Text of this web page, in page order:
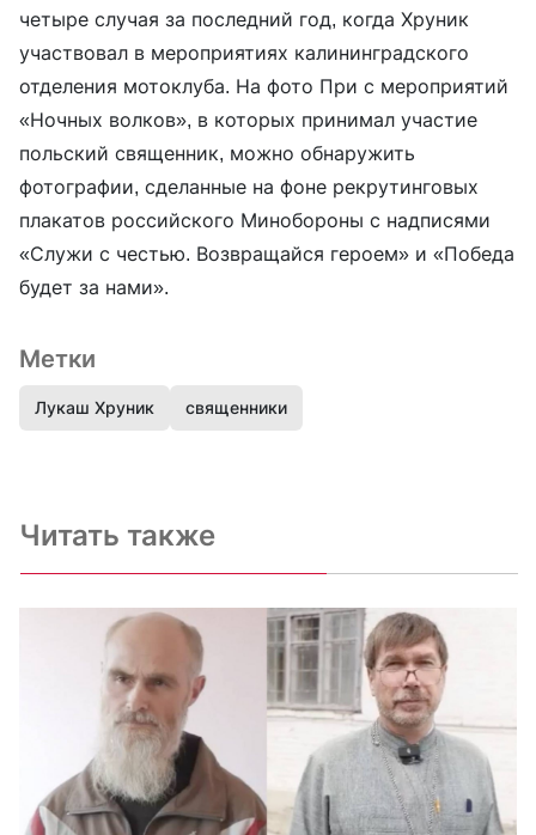
четыре случая за последний год, когда Хруник
участвовал в мероприятиях калининградского
отделения мотоклуба. На фото При с мероприятий
«Ночных волков», в которых принимал участие
польский священник, можно обнаружить
фотографии, сделанные на фоне рекрутинговых
плакатов российского Минобороны с надписями
«Служи с честью. Возвращайся героем» и «Победа
будет за нами».
Метки
Лукаш Хруник священники
Читать также